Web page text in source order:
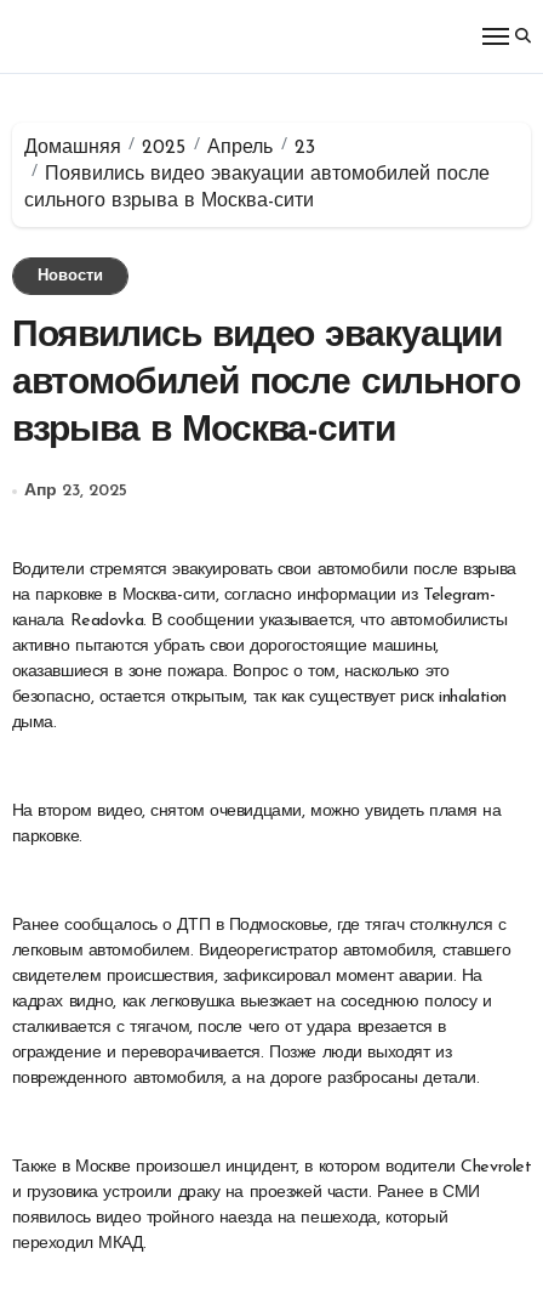
Домашняя 2025 Апрель
23
Появились видео эвакуации автомобилей после
сильного взрыва в Москва-сити
Новости
Появились видео эвакуации
автомобилей после сильного
взрыва в Москва-сити
Апр 23, 2025
Водители стремятся эвакуировать свои автомобили после взрыва
на парковке в Москва-сити, согласно информации из Telegram-
канала Readovka. В сообщении указывается, что автомобилисты
активно пытаются убрать свои дорогостоящие машины,
оказавшиеся в зоне пожара. Вопрос о том, насколько это
безопасно, остается открытым, так как существует риск inhalation
дыма.
На втором видео, снятом очевидцами, можно увидеть пламя на
парковке.
Ранее сообщалось о ДТП в Подмосковье, где тягач столкнулся с
легковым автомобилем. Видеорегистратор автомобиля, ставшего
свидетелем происшествия, зафиксировал момент аварии. На
кадрах видно, как легковушка выезжает на соседнюю полосу и
сталкивается с тягачом, после чего от удара врезается в
ограждение и переворачивается. Позже люди выходят из
поврежденного автомобиля, а на дороге разбросаны детали.
Также в Москве произошел инцидент, в котором водители Chevrolet
и грузовика устроили драку на проезжей части. Ранее в СМИ
появилось видео тройного наезда на пешехода, который
переходил МКАД.